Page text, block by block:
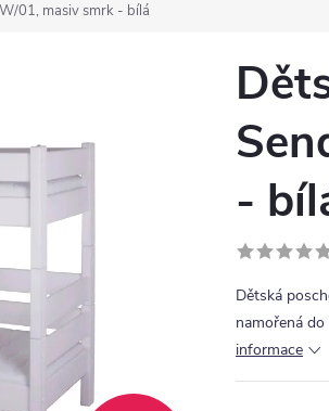
01, masiv smrk - bílá
-
Dětská
namořená
informace